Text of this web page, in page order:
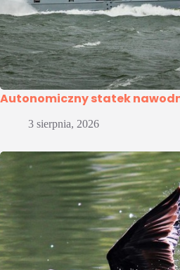
Autonomiczny statek
3 sierpnia, 2026